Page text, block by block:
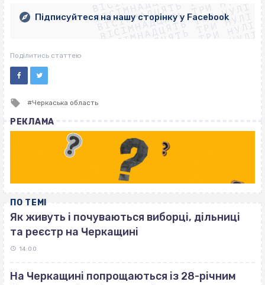
ВІСІМНАДЦЯТЬ ТРИ НУЛІ
ВІСІМНАДЦЯТЬ ТРИ НУЛІ
ВІСІМНАДЦЯТЬ ТРИ НУЛІ
ВІСІМНАДЦЯТЬ ТРИ НУЛІ
ВІСІМНАДЦЯТЬ ТРИ НУЛІ
Підписуйтеся на нашу сторінку у Facebook
Поділитись статтею
Tagged
Черкаська область
РЕКЛАМА
ПО ТЕМІ
Як живуть і почуваються виборці, дільниці
та реєстр на Черкащині
14:00
На Черкащині попрощаються із 28-річним